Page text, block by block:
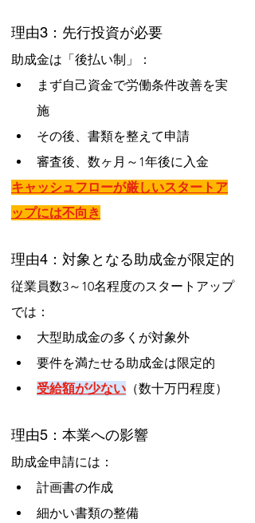
理由3：先行投資が必要
助成金は「後払い制」：
まず自己資金で労働条件改善を実
施
その後、書類を整えて申請
審査後、数ヶ月～1年後に入金
キャッシュフローが厳しいスタートア
ップには不向き
理由4：対象となる助成金が限定的
従業員数3～10名程度のスタートアップ
では：
大型助成金の多くが対象外
要件を満たせる助成金は限定的
受給額が少ない （数十万円程度）
理由5：本業への影響
助成金申請には：
計画書の作成
細かい書類の整備